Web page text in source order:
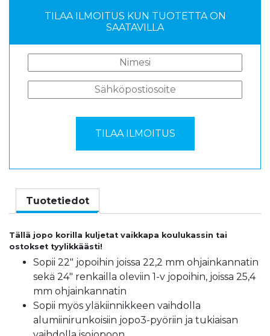
TILAA ILMOITUS KUN TUOTETTA ON
SAATAVILLA
Tuotetiedot
Tällä jopo korilla kuljetat vaikkapa koulukassin tai
ostokset tyylikkäästi!
Sopii 22″ jopoihin joissa 22,2 mm ohjainkannatin
sekä 24″ renkailla oleviin 1-v jopoihin, joissa 25,4
mm ohjainkannatin
Sopii myös yläkiinnikkeen vaihdolla
alumiinirunkoisiin jopo3-pyöriin ja tukiaisan